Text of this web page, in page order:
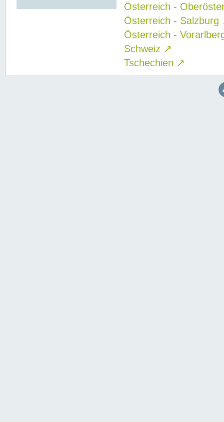
Österreich -
Österreich - Salzburg
Österreich -
Schweiz ↗
Tschechien ↗